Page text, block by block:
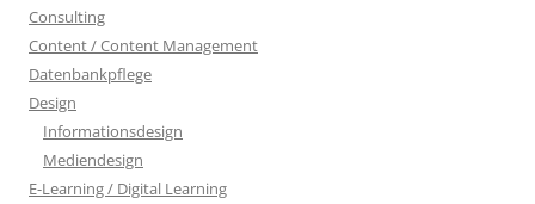
Consulting
Content / Content Management
Datenbankpflege
Design
Informationsdesign
Mediendesign
E-Learning / Digital Learning